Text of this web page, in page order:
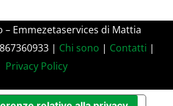
Emmezetaservices di Mattia
| Chi sono | Contatti |
Privacy Policy